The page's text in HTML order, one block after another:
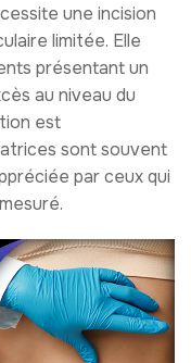
une incision
limitée. Elle
présentant un
au niveau du
est
sont souvent
par ceux qui